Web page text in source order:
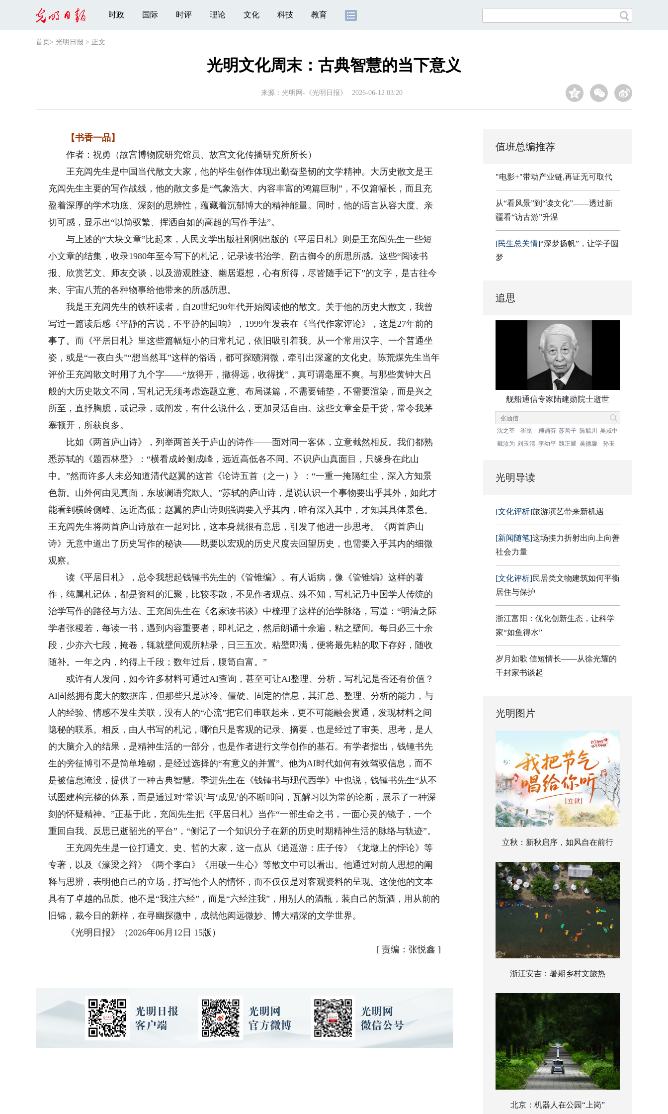
时政 国际 时评 理论 文化 科技 教育
首页 > 光明日报 > 正文
光明文化周末：古典智慧的当下意义
来源： 光明网-《光明日报》 2026-06-12 03:20
【书香一品】
作者：祝勇（故宫博物院研究馆员、故宫文化传播研究所所长）
王充闾先生是中国当代散文大家，他的毕生创作体现出勤奋坚韧的文学精神。大历史散文是王
充闾先生主要的写作战线，他的散文多是“气象浩大、内容丰富的鸿篇巨制”，不仅篇幅长，而且充
盈着深厚的学术功底、深刻的思辨性，蕴藏着沉郁博大的精神能量。同时，他的语言从容大度、亲
切可感，显示出“以简驭繁、挥洒自如的高超的写作手法”。
与上述的“大块文章”比起来，人民文学出版社刚刚出版的《平居日札》则是王充闾先生一些短
小文章的结集，收录1980年至今写下的札记，记录读书治学、酌古御今的所思所感。这些“阅读书
报、欣赏艺文、师友交谈，以及游观胜迹、幽居遐想，心有所得，尽皆随手记下”的文字，是古往今
来、宇宙八荒的各种物事给他带来的所感所思。
我是王充闾先生的铁杆读者，自20世纪90年代开始阅读他的散文。关于他的历史大散文，我曾
写过一篇读后感《平静的言说，不平静的回响》，1999年发表在《当代作家评论》，这是27年前的
事了。而《平居日札》里这些篇幅短小的日常札记，依旧吸引着我。从一个常用汉字、一个普通坐
姿，或是“一夜白头”“想当然耳”这样的俗语，都可探赜洞微，牵引出深邃的文化史。陈荒煤先生当年
评价王充闾散文时用了九个字——“放得开，撒得远，收得拢”，真可谓毫厘不爽。与那些黄钟大吕
般的大历史散文不同，写札记无须考虑选题立意、布局谋篇，不需要铺垫，不需要渲染，而是兴之
所至，直抒胸臆，或记录，或阐发，有什么说什么，更加灵活自由。这些文章全是干货，常令我茅
塞顿开，所获良多。
比如《两首庐山诗》，列举两首关于庐山的诗作——面对同一客体，立意截然相反。我们都熟
悉苏轼的《题西林壁》：“横看成岭侧成峰，远近高低各不同。不识庐山真面目，只缘身在此山
中。”然而许多人未必知道清代赵翼的这首《论诗五首（之一）》：“一重一掩隔红尘，深入方知景
色新。山外何由见真面，东坡谰语究欺人。”苏轼的庐山诗，是说认识一个事物要出乎其外，如此才
能看到横岭侧峰、远近高低；赵翼的庐山诗则强调要入乎其内，唯有深入其中，才知其具体景色。
王充闾先生将两首庐山诗放在一起对比，这本身就很有意思，引发了他进一步思考。《两首庐山
诗》无意中道出了历史写作的秘诀——既要以宏观的历史尺度去回望历史，也需要入乎其内的细微
观察。
读《平居日札》，总令我想起钱锺书先生的《管锥编》。有人诟病，像《管锥编》这样的著
作，纯属札记体，都是资料的汇聚，比较零散，不见作者观点。殊不知，写札记乃中国学人传统的
治学写作的路径与方法。王充闾先生在《名家读书谈》中梳理了这样的治学脉络，写道：“明清之际
学者张稷若，每读一书，遇到内容重要者，即札记之，然后朗诵十余遍，粘之壁间。每日必三十余
段，少亦六七段，掩卷，辄就壁间观所粘录，日三五次。粘壁即满，便将最先粘的取下存好，随收
随补。一年之内，约得上千段；数年过后，腹笥自富。”
或许有人发问，如今许多材料可通过AI查询，甚至可让AI整理、分析，写札记是否还有价值？
AI固然拥有庞大的数据库，但那些只是冰冷、僵硬、固定的信息，其汇总、整理、分析的能力，与
人的经验、情感不发生关联，没有人的“心流”把它们串联起来，更不可能融会贯通，发现材料之间
隐秘的联系。相反，由人书写的札记，哪怕只是客观的记录、摘要，也是经过了审美、思考，是人
的大脑介入的结果，是精神生活的一部分，也是作者进行文学创作的基石。有学者指出，钱锺书先
生的旁征博引不是简单堆砌，是经过选择的“有意义的并置”。他为AI时代如何有效驾驭信息，而不
是被信息淹没，提供了一种古典智慧。季进先生在《钱锺书与现代西学》中也说，钱锺书先生“从不
试图建构完整的体系，而是通过对‘常识’与‘成见’的不断叩问，瓦解习以为常的论断，展示了一种深
刻的怀疑精神。”正基于此，充闾先生把《平居日札》当作“一部生命之书，一面心灵的镜子，一个
重回自我、反思已逝韶光的平台”，“侧记了一个知识分子在新的历史时期精神生活的脉络与轨迹”。
王充闾先生是一位打通文、史、哲的大家，这一点从《逍遥游：庄子传》《龙墩上的悖论》等
专著，以及《濠梁之辩》《两个李白》《用破一生心》等散文中可以看出。他通过对前人思想的阐
释与思辨，表明他自己的立场，抒写他个人的情怀，而不仅仅是对客观资料的呈现。这使他的文本
具有了卓越的品质。他不是“我注六经”，而是“六经注我”，用别人的酒瓶，装自己的新酒，用从前的
旧锦，裁今日的新样，在寻幽探微中，成就他闳远微妙、博大精深的文学世界。
《光明日报》（2026年06月12日 15版）
[ 责编：张悦鑫 ]
值班总编推荐
"电影+"带动产业链,再证无可取代
从“看风景”到“读文化”——透过新
疆看“访古游”升温
[民生总关情]“深梦扬帆”，让学子圆
梦
追思
舰船通信专家陆建勋院士逝世
沈之荃 崔崑 顾诵芬 苏哲子 陈毓川
吴咸中
戴汝为 刘玉清 李幼平 魏正耀 吴德馨 孙玉
光明导读
[文化评析]旅游演艺带来新机遇
[新闻随笔]这场接力折射出向上向善
社会力量
[文化评析]民居类文物建筑如何平衡
居住与保护
浙江富阳：优化创新生态，让科学
家“如鱼得水”
岁月如歌 信短情长——从徐光耀的
千封家书谈起
光明图片
立秋：新秋启序，如风自在前行
浙江安吉：暑期乡村文旅热
北京：机器人在公园“上岗”